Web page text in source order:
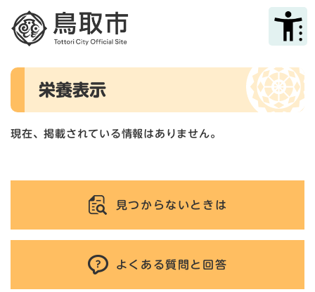
メニューを飛ばして本文へ
本
栄養表示
現在、掲載されている情報はありません。
見つからないときは
よくある質問と回答